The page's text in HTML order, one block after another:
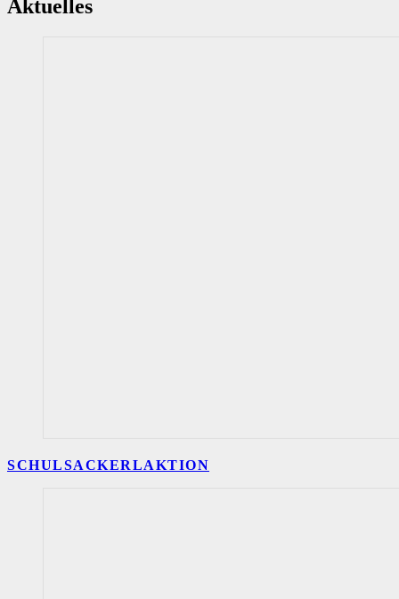
Aktuelles
SCHULSACKERLAKTION